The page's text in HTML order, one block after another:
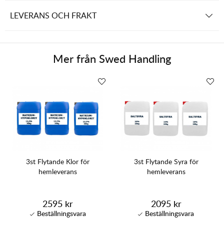
LEVERANS OCH FRAKT
Mer från Swed Handling
3st Flytande Klor för
hemleverans
2595 kr
3st Flytande Syra för
hemleverans
2095 kr